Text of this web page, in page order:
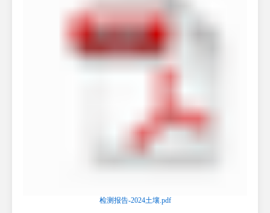
检测报告-2024土壤.pdf